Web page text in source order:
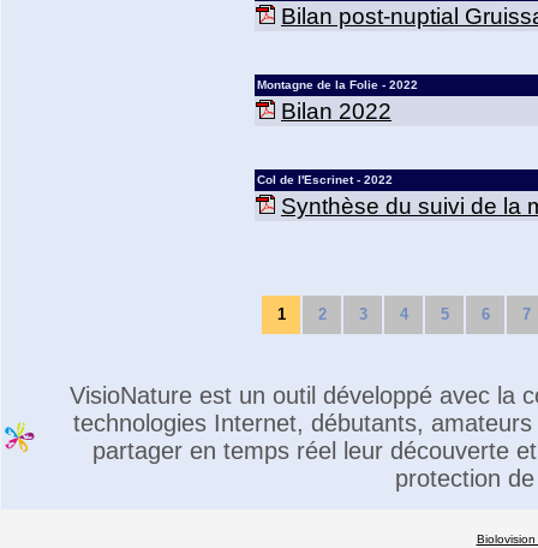
Bilan post-nuptial
Montagne de la Folie - 2022
Bilan 2022
Col de l'Escrinet - 2022
Synthèse du suivi de la
1 2 3 4 5 6 7
VisioNature est un outil développé avec la
technologies Internet, débutants,
partager en temps réel leur découverte
protection
Biolovision